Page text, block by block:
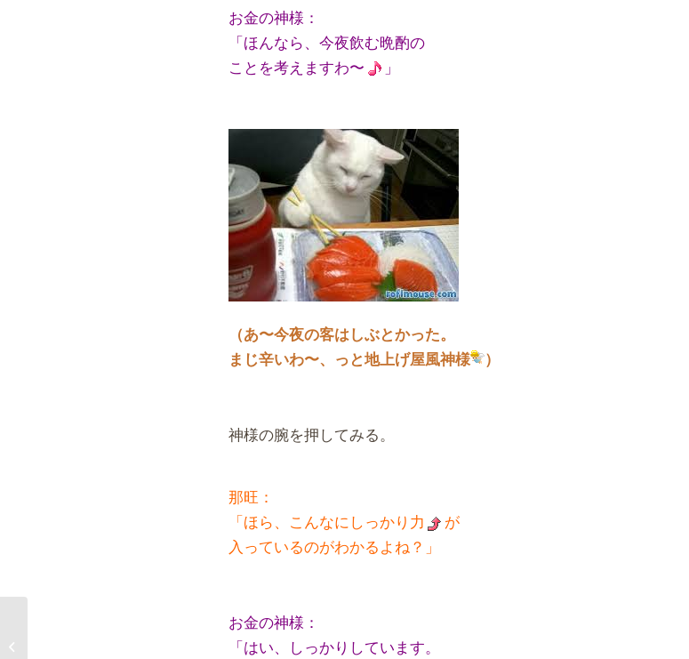
お金の神様：
「ほんなら、今夜飲む晩酌の
ことを考えますわ〜
」
（あ〜今夜の客はしぶとかった。
まじ辛いわ〜、 っと地上げ屋風神様 ）
神様の腕を押してみる。
那旺：
「ほら、こんなにしっかり力
が
入っているのがわかるよね？」
お金の神様：
「はい、しっかりしています。